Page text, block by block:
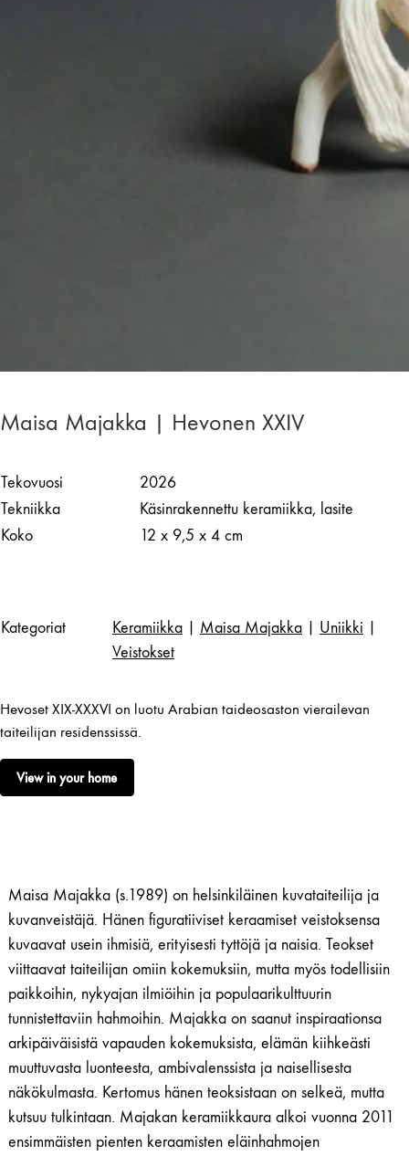
Maisa Majakka | Hevonen XXIV
Tekovuosi
2026
Tekniikka
Käsinrakennettu keramiikka, lasite
Koko
12 x 9,5 x 4 cm
Kategoriat Keramiikka Maisa Majakka Uniikki
Veistokset
Hevoset XIX-XXXVI on luotu Arabian taideosaston vierailevan
taiteilijan residenssissä.
View in your home
Maisa Majakka (s.1989) on helsinkiläinen kuvataiteilija ja
kuvanveistäjä. Hänen figuratiiviset keraamiset veistoksensa
kuvaavat usein ihmisiä, erityisesti tyttöjä ja naisia. Teokset
viittaavat taiteilijan omiin kokemuksiin, mutta myös todellisiin
paikkoihin, nykyajan ilmiöihin ja populaarikulttuurin
tunnistettaviin hahmoihin. Majakka on saanut inspiraationsa
arkipäiväisistä vapauden kokemuksista, elämän kiihkeästi
muuttuvasta luonteesta, ambivalenssista ja naisellisesta
näkökulmasta. Kertomus hänen teoksistaan on selkeä, mutta
kutsuu tulkintaan. Majakan keramiikkaura alkoi vuonna 2011
ensimmäisten pienten keraamisten eläinhahmojen